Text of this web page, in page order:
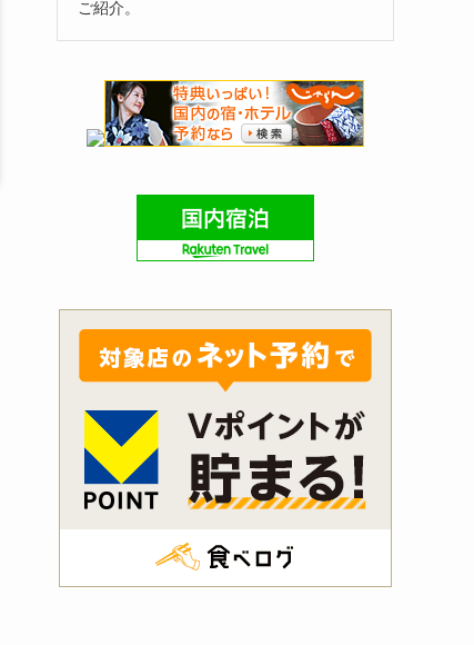
ご紹介。